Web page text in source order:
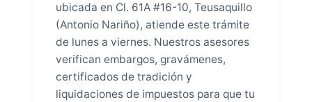
ubicada en Cl. 61A #16-10, Teusaquillo
(Antonio Nariño), atiende este trámite
de lunes a viernes. Nuestros asesores
verifican embargos, gravámenes,
certificados de tradición y
liquidaciones de impuestos para que tu